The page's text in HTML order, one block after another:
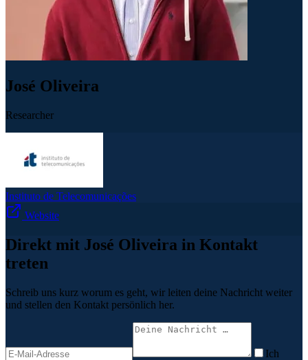
José Oliveira
Researcher
Instituto de Telecomunicações
Website
Direkt mit José Oliveira in Kontakt
treten
Schreib uns kurz worum es geht, wir leiten deine Nachricht weiter
und stellen den Kontakt persönlich her.
Ich